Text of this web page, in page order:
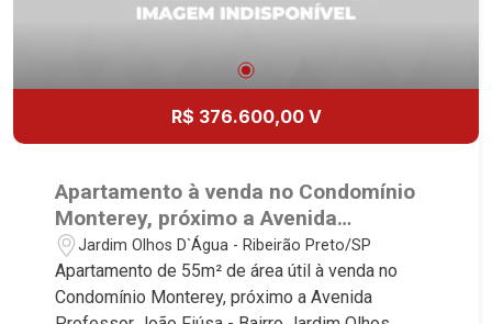
R$ 376.600,00 V
Apartamento à venda no Condomínio
Monterey, próximo a Avenida
Professor João Fiúsa - Ribeirão
Preto/SP.
Jardim Olhos D`Água - Ribeirão Preto/SP
Apartamento de 55m² de área útil à venda no
Condomínio Monterey, próximo a Avenida